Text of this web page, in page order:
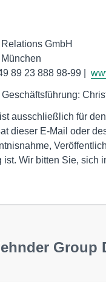
GmbH
89 23 888 98-99 |
ausschließlich für
dieser E-Mail oder
Wir bitten Sie, sich
Group